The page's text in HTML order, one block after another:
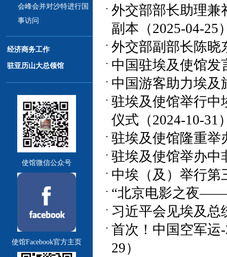
会峰会并对沙特进行国
事访问
经济商务工作
驻亚历山大总领馆
使馆微信公众号
使馆Facebook官方主页
外交部部长助理兼
副本（2025-04-25
外交部副部长陈晓
中国驻埃及使馆发
中国游客助力埃及
驻埃及使馆举行中
仪式（2024-10-31
驻埃及使馆隆重举
驻埃及使馆举办中
中埃（及）举行第
“北京电影之夜——
习近平会见埃及总
首次！中国空军运
29）